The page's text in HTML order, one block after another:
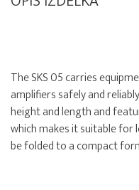
The SKS 05 carries
amplifiers safely and
height and length and
which makes it suitable for
be folded to a compact